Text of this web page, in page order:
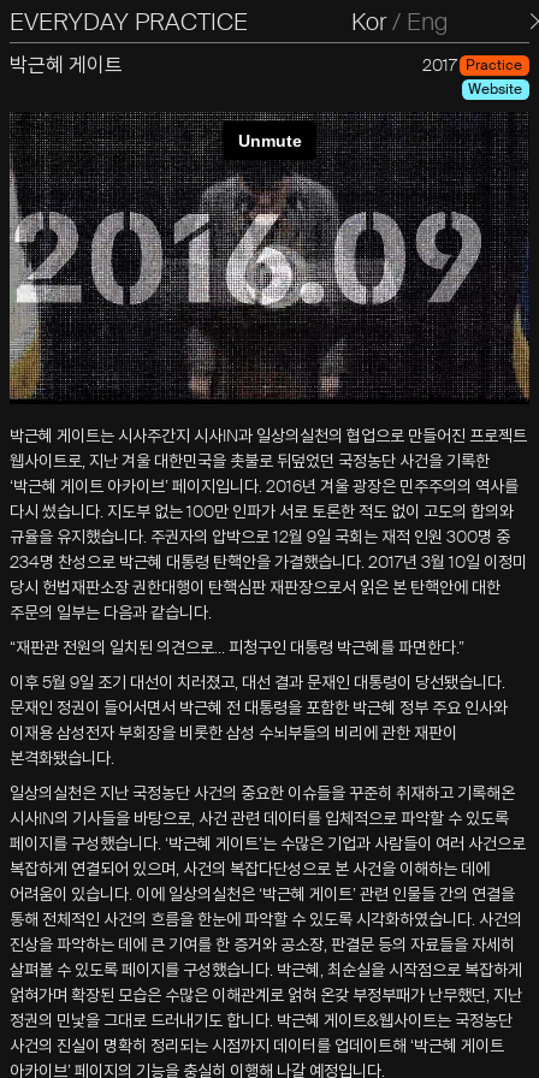
EVERYDAY PRACTICE
일상의실천 Kor/ Eng
박근혜 게이트 2017 Practice
Website
박근혜 게이트는 시사주간지 시사IN과 일상의실천의 협업으로 만들어진 프로젝트
웹사이트로, 지난 겨울 대한민국을 촛불로 뒤덮었던 국정농단 사건을 기록한
‘박근혜 게이트 아카이브’ 페이지입니다. 2016년 겨울 광장은 민주주의의 역사를
다시 썼습니다. 지도부 없는 100만 인파가 서로 토론한 적도 없이 고도의 합의와
규율을 유지했습니다. 주권자의 압박으로 12월 9일 국회는 재적 인원 300명 중
234명 찬성으로 박근혜 대통령 탄핵안을 가결했습니다. 2017년 3월 10일 이정미
당시 헌법재판소장 권한대행이 탄핵심판 재판장으로서 읽은 본 탄핵안에 대한
주문의 일부는 다음과 같습니다.
“재판관 전원의 일치된 의견으로… 피청구인 대통령 박근혜를 파면한다.”
이후 5월 9일 조기 대선이 치러졌고, 대선 결과 문재인 대통령이 당선됐습니다.
문재인 정권이 들어서면서 박근혜 전 대통령을 포함한 박근혜 정부 주요 인사와
이재용 삼성전자 부회장을 비롯한 삼성 수뇌부들의 비리에 관한 재판이
본격화됐습니다.
일상의실천은 지난 국정농단 사건의 중요한 이슈들을 꾸준히 취재하고 기록해온
시사IN의 기사들을 바탕으로, 사건 관련 데이터를 입체적으로 파악할 수 있도록
페이지를 구성했습니다. ‘박근혜 게이트’는 수많은 기업과 사람들이 여러 사건으로
복잡하게 연결되어 있으며, 사건의 복잡다단성으로 본 사건을 이해하는 데에
어려움이 있습니다. 이에 일상의실천은 ‘박근혜 게이트’ 관련 인물들 간의 연결을
통해 전체적인 사건의 흐름을 한눈에 파악할 수 있도록 시각화하였습니다. 사건의
진상을 파악하는 데에 큰 기여를 한 증거와 공소장, 판결문 등의 자료들을 자세히
살펴볼 수 있도록 페이지를 구성했습니다. 박근혜, 최순실을 시작점으로 복잡하게
얽혀가며 확장된 모습은 수많은 이해관계로 얽혀 온갖 부정부패가 난무했던, 지난
정권의 민낯을 그대로 드러내기도 합니다. 박근혜 게이트&웹사이트는 국정농단
사건의 진실이 명확히 정리되는 시점까지 데이터를 업데이트해 ‘박근혜 게이트
아카이브’ 페이지의 기능을 충실히 이행해 나갈 예정입니다.